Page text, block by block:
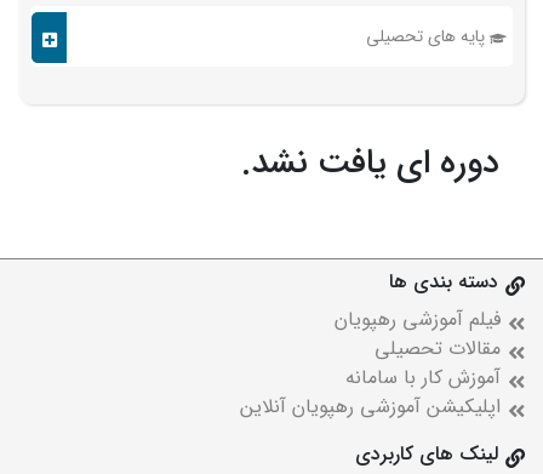
پایه های تحصیلی
دوره ای یافت نشد.
دسته بندی ها
فیلم آموزشی رهپویان
مقالات تحصیلی
آموزش کار با سامانه
اپلیکیشن آموزشی رهپویان آنلاین
لینک های کاربردی